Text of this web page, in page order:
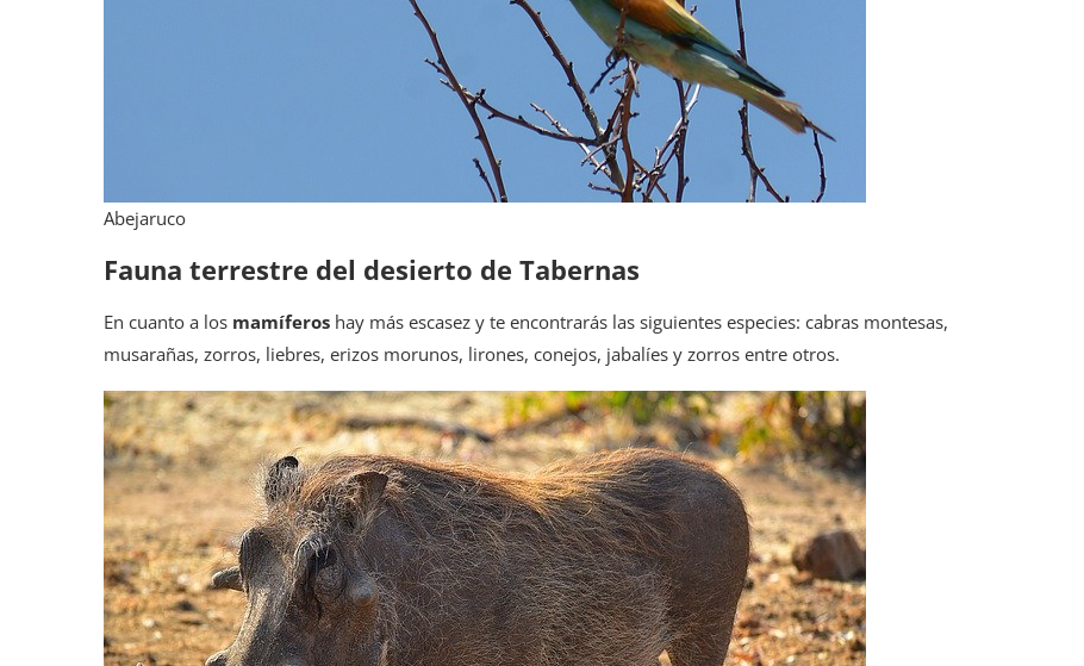
Abejaruco
Fauna terrestre del desierto de Tabernas
En cuanto a los mamíferos hay más escasez y te encontrarás las siguientes especies: cabras montesas,
musarañas, zorros, liebres, erizos morunos, lirones, conejos, jabalíes y zorros entre otros.